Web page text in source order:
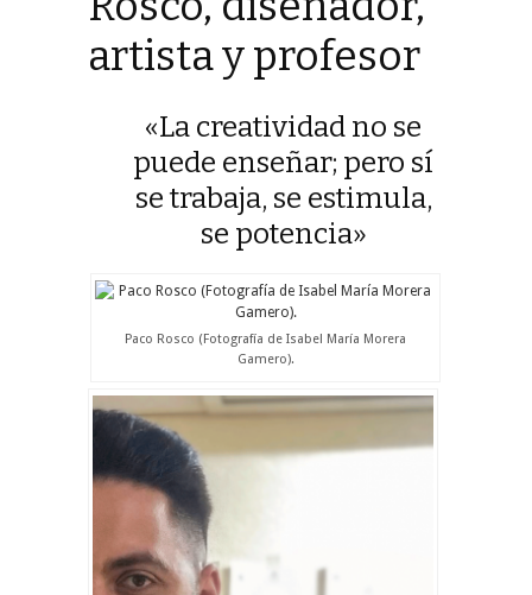
artista y profesor
«La creatividad no se
puede enseñar; pero sí
se trabaja, se estimula,
se potencia»
Paco Rosco (Fotografía de Isabel María Morera
Gamero).